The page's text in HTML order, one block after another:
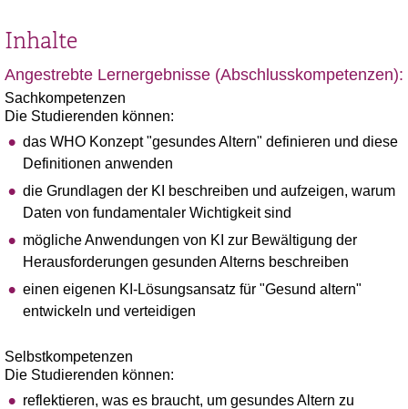
Inhalte
Angestrebte Lernergebnisse (Abschlusskompetenzen):
Sachkompetenzen
Die Studierenden können:
das WHO Konzept "gesundes Altern" definieren und diese
Definitionen anwenden
die Grundlagen der KI beschreiben und aufzeigen, warum
Daten von fundamentaler Wichtigkeit sind
mögliche Anwendungen von KI zur Bewältigung der
Herausforderungen gesunden Alterns beschreiben
einen eigenen KI-Lösungsansatz für "Gesund altern"
entwickeln und verteidigen
Selbstkompetenzen
Die Studierenden können:
reflektieren, was es braucht, um gesundes Altern zu